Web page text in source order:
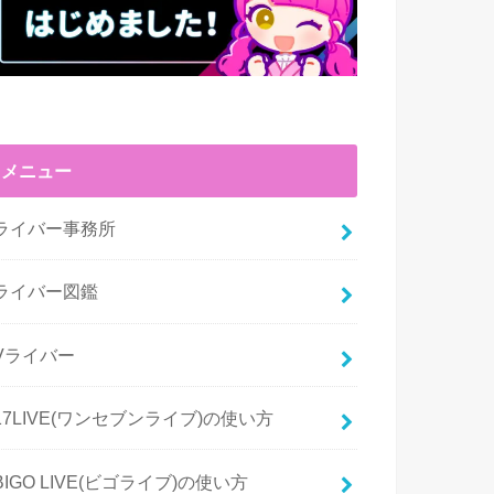
メニュー
イバー事務所
イバー図鑑
ライバー
ワンセブンライブ)の使い方
LIVE(ビゴライブ)の使い方